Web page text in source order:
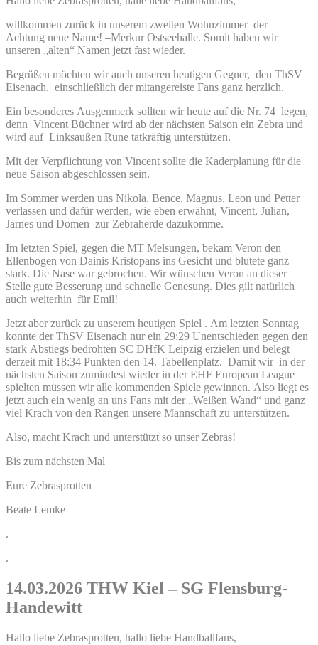
willkommen zurück in unserem zweiten Wohnzimmer der –
Achtung neue Name! –Merkur Ostseehalle. Somit haben wir
unseren „alten“ Namen jetzt fast wieder.
Begrüßen möchten wir auch unseren heutigen Gegner, den ThSV
Eisenach, einschließlich der mitangereiste Fans ganz herzlich.
Ein besonderes Ausgenmerk sollten wir heute auf die Nr. 74 legen,
denn Vincent Büchner wird ab der nächsten Saison ein Zebra und
wird auf Linksaußen Rune tatkräftig unterstützen.
Mit der Verpflichtung von Vincent sollte die Kaderplanung für die
neue Saison abgeschlossen sein.
Im Sommer werden uns Nikola, Bence, Magnus, Leon und Petter
verlassen und dafür werden, wie eben erwähnt, Vincent, Julian,
Jarnes und Domen zur Zebraherde dazukomme.
Im letzten Spiel, gegen die MT Melsungen, bekam Veron den
Ellenbogen von Dainis Kristopans ins Gesicht und blutete ganz
stark. Die Nase war gebrochen. Wir wünschen Veron an dieser
Stelle gute Besserung und schnelle Genesung. Dies gilt natürlich
auch weiterhin für Emil!
Jetzt aber zurück zu unserem heutigen Spiel . Am letzten Sonntag
konnte der ThSV Eisenach nur ein 29:29 Unentschieden gegen den
stark Abstiegs bedrohten SC DHfK Leipzig erzielen und belegt
derzeit mit 18:34 Punkten den 14. Tabellenplatz. Damit wir in der
nächsten Saison zumindest wieder in der EHF European League
spielten müssen wir alle kommenden Spiele gewinnen. Also liegt es
jetzt auch ein wenig an uns Fans mit der „Weißen Wand“ und ganz
viel Krach von den Rängen unsere Mannschaft zu unterstützen.
Also, macht Krach und unterstützt so unser Zebras!
Bis zum nächsten Mal
Eure Zebrasprotten
Beate Lemke
.
.
14.03.2026 THW Kiel – SG Flensburg-
Handewitt
Hallo liebe Zebrasprotten, hallo liebe Handballfans,